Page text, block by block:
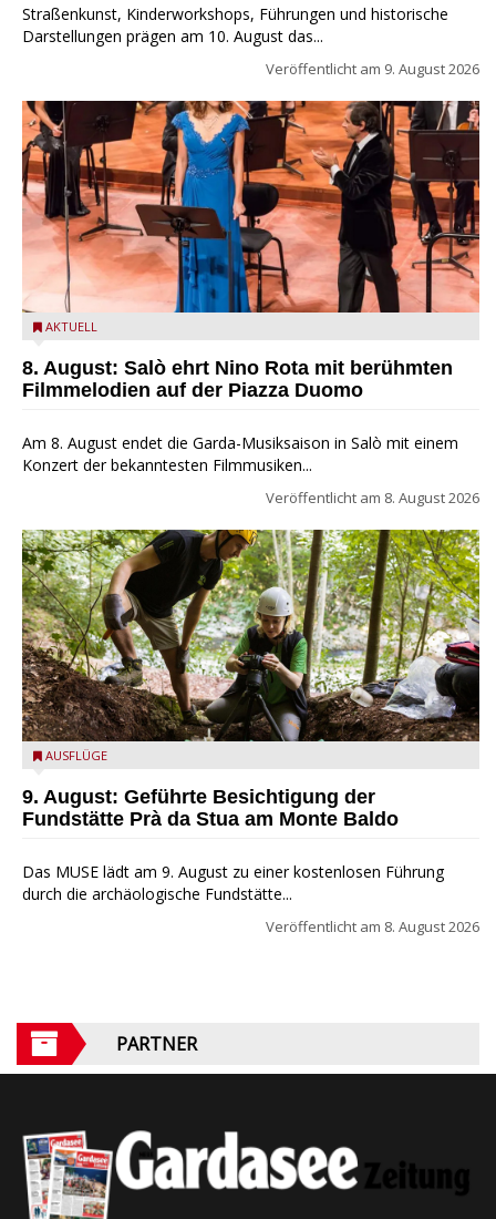
Straßenkunst, Kinderworkshops, Führungen und historische
Darstellungen prägen am 10. August das...
Veröffentlicht am 9. August 2026
Estate Musicale del Garda: Salò ehrt Nino Rota
AKTUELL
8. August: Salò ehrt Nino Rota mit berühmten
Filmmelodien auf der Piazza Duomo
Am 8. August endet die Garda-Musiksaison in Salò mit einem
Konzert der bekanntesten Filmmusiken...
Veröffentlicht am 8. August 2026
die archäologische Fundstätte Riparo Prà da Stua am Monte
AUSFLÜGE
9. August: Geführte Besichtigung der
Fundstätte Prà da Stua am Monte Baldo
Das MUSE lädt am 9. August zu einer kostenlosen Führung
durch die archäologische Fundstätte...
Veröffentlicht am 8. August 2026
PARTNER